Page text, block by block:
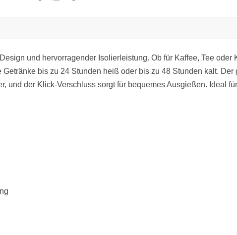
und hervorragender Isolierleistung. Ob für Kaffee, Tee oder
bis zu 24 Stunden heiß oder bis zu 48 Stunden kalt. Der
und der Klick-Verschluss sorgt für bequemes Ausgießen. Ideal